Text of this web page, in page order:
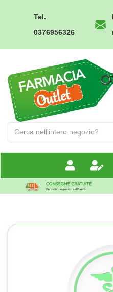
Tel.
0376956326
Outlet
Prodotto